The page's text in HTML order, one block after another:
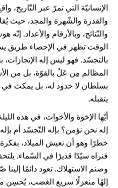
الإنسانيّة التي تمرّ عبر
والقدرة والشّهرة والمجد، حيث
والنّتائج، وبالأرقام والأعداد.
الوقت تظهر في الإحصاء طريق
بالتجسّد. فهو ليس إله الإنجازات،
المظالم مِن عَلُ بالقوّة، بل من
بسلطان لا حدود له، بل يمكث في
يتقبله.
أيّها الإخوة والأخوات، في هذه
إله نحن نؤمن؟ بإله التّجسّد أم
خطرًا وهو أن نعيش الميلاد، بفكرة
فنراه سيّدًا قديرًا في السّماء.
وصنم الاستهلاك. تعود دائمًا
إلهًا منعزلًا سريع الغضب،